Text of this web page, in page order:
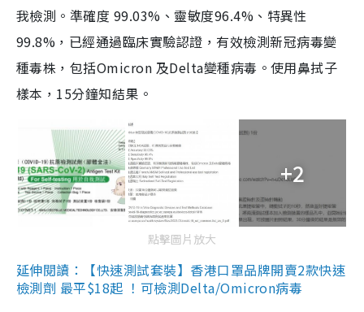
我檢測。準確度 99.03%、靈敏度96.4%、特異性
99.8%，已經通過臨床實驗認證，有效檢測新冠病毒變
種毒株，包括Omicron 及Delta變種病毒。使用鼻拭子
樣本，15分鐘知結果。
+2
點擊圖片放大
延伸閱讀：【快速測試套裝】香港口罩品牌開賣2款快速
檢測劑 最平$18起 ！可檢測Delta/Omicron病毒